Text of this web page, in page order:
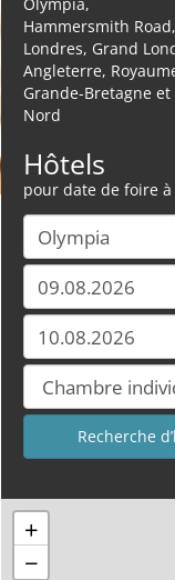
Hammersmith
Londres, Grand
Angleterre,
Grande-Bretagne
Nord
Hôtels
pour date de foire à
+
−